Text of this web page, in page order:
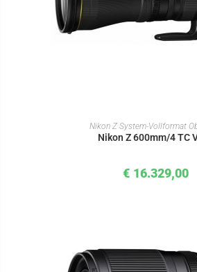
IN DEN
Nikon Z System-Vollformat
Nikon Z 600mm/4 TC
€ 16.329,00